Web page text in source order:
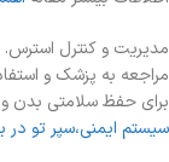
مدیریت و کنترل استرس.
مراجعه به پزشک و
برای حفظ سلامتی بدن
سیستم ایمنی،سپر تو در